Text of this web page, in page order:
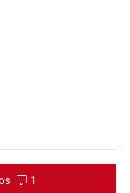
1